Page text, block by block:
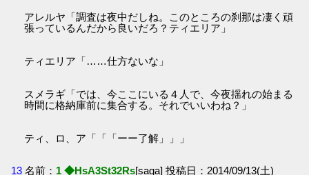
アレルヤ「調査は夜中だしね。このところの刹那は凄く頑
張っているんだから良いだろ？ティエリア」
ティエリア「……仕方ないな」
スメラギ「では、今ここにいる４人で、今夜揺れの始まる
時間に格納庫前に集合する。それでいいわね？」
ティ、ロ、ア「「「ーー了解」」」
13 名前： 1 ◆HsA3St32Rs[saga] 投稿日：2014/09/13(土)